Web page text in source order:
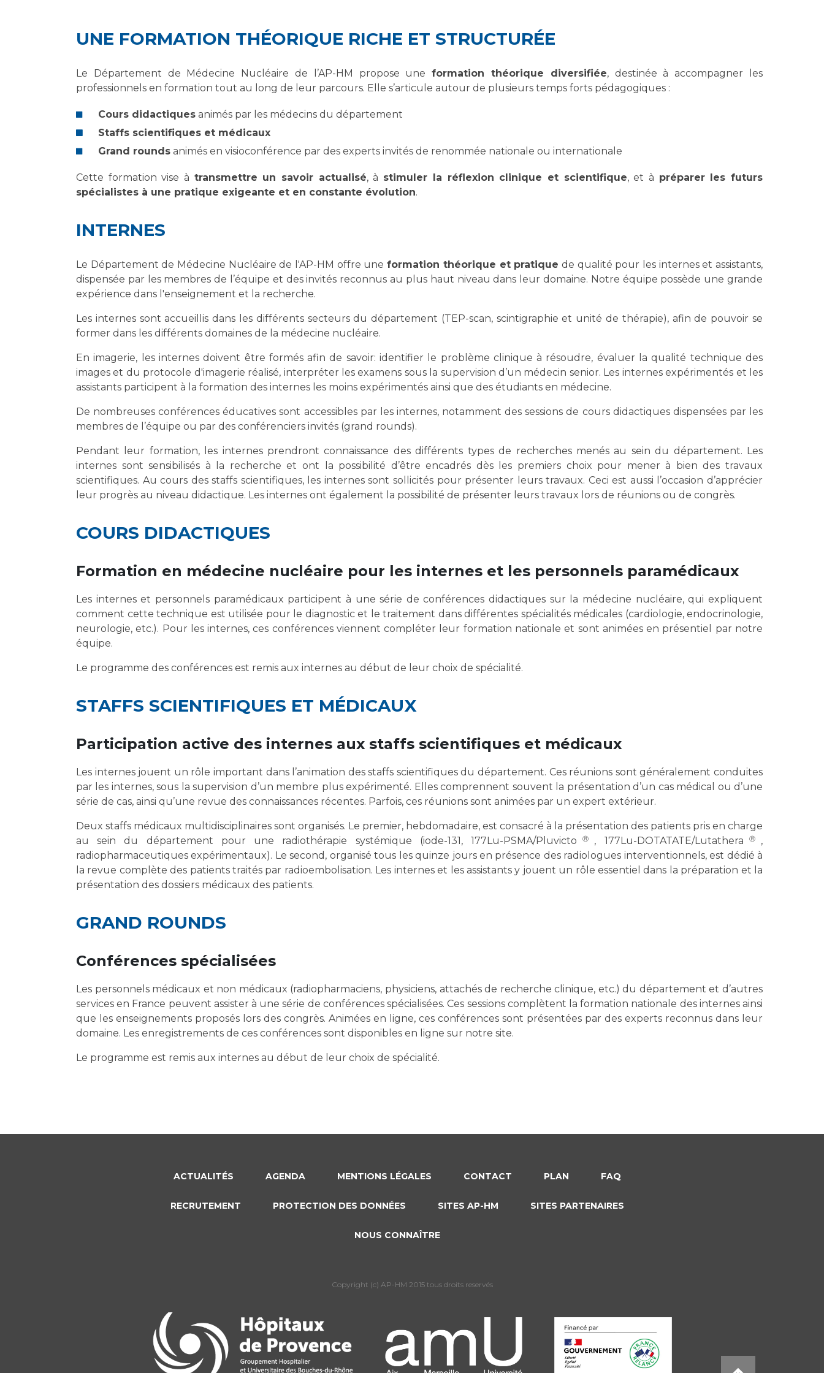
Livret d'accueil
Transports sanitaires
Vos droits, vos devoirs
Maternité Hôpital Nord
Maladies Rares
UNE FORMATION THÉORIQUE RICHE ET STRUCTURÉE
Le Département de Médecine Nucléaire de l’AP-HM propose uneformation théorique diversifiée, destinée à accompagner les
professionnels en formation tout au long de leur parcours. Elle s’articule autour de plusieurs temps forts pédagogiques :
Cours didactiques animés par les médecins du département
Staffs scientifiques et médicaux
Grand rounds animés en visioconférence par des experts invités de renommée nationale ou internationale
Cette formation vise à transmettre un savoir actualisé, à stimuler la réflexion clinique et scientifique, et à préparer les futurs
spécialistes à une pratique exigeante et en constante évolution.
INTERNES
Le Département de Médecine Nucléaire de l'AP-HM offre uneformation théorique et pratique de qualité pour les internes et assistants,
dispensée par les membres de l’équipe et des invités reconnus au plus haut niveau dans leur domaine. Notre équipe possède une grande
expérience dans l'enseignement et la recherche.
Les internes sont accueillis dans les différents secteurs du département (TEP-scan, scintigraphie et unité de thérapie), afin de pouvoir se
former dans les différents domaines de la médecine nucléaire.
En imagerie, les internes doivent être formés afin de savoir: identifier le problème clinique à résoudre, évaluer la qualité technique des
images et du protocole d'imagerie réalisé, interpréter les examens sous la supervision d’un médecin senior. Les internes expérimentés et les
assistants participent à la formation des internes les moins expérimentés ainsi que des étudiants en médecine.
De nombreuses conférences éducatives sont accessibles par les internes, notamment des sessions de cours didactiques dispensées par les
membres de l’équipe ou par des conférenciers invités (grand rounds).
Pendant leur formation, les internes prendront connaissance des différents types de recherches menés au sein du département. Les
internes sont sensibilisés à la recherche et ont la possibilité d’être encadrés dès les premiers choix pour mener à bien des travaux
scientifiques. Au cours des staffs scientifiques, les internes sont sollicités pour présenter leurs travaux. Ceci est aussi l’occasion d’apprécier
leur progrès au niveau didactique. Les internes ont également la possibilité de présenter leurs travaux lors de réunions ou de congrès.
COURS DIDACTIQUES
Formation en médecine nucléaire pour les internes et les personnels paramédicaux
Les internes et personnels paramédicaux participent à une série de conférences didactiques sur la médecine nucléaire, qui expliquent
comment cette technique est utilisée pour le diagnostic et le traitement dans différentes spécialités médicales (cardiologie, endocrinologie,
neurologie, etc.). Pour les internes, ces conférences viennent compléter leur formation nationale et sont animées en présentiel par notre
équipe.
Le programme des conférences est remis aux internes au début de leur choix de spécialité.
STAFFS SCIENTIFIQUES ET MÉDICAUX
Participation active des internes aux staffs scientifiques et médicaux
Les internes jouent un rôle important dans l’animation des staffs scientifiques du département. Ces réunions sont généralement conduites
par les internes, sous la supervision d’un membre plus expérimenté. Elles comprennent souvent la présentation d’un cas médical ou d’une
série de cas, ainsi qu’une revue des connaissances récentes. Parfois, ces réunions sont animées par un expert extérieur.
Deux staffs médicaux multidisciplinaires sont organisés. Le premier, hebdomadaire, est consacré à la présentation des patients pris en charge
au sein du département pour une radiothérapie systémique (iode-131, 177Lu-PSMA/Pluvicto Ⓡ , 177Lu-DOTATATE/Lutathera Ⓡ ,
radiopharmaceutiques expérimentaux). Le second, organisé tous les quinze jours en présence des radiologues interventionnels, est dédié à
la revue complète des patients traités par radioembolisation. Les internes et les assistants y jouent un rôle essentiel dans la préparation et la
présentation des dossiers médicaux des patients.
GRAND ROUNDS
Conférences spécialisées
Les personnels médicaux et non médicaux (radiopharmaciens, physiciens, attachés de recherche clinique, etc.) du département et d’autres
services en France peuvent assister à une série de conférences spécialisées. Ces sessions complètent la formation nationale des internes ainsi
que les enseignements proposés lors des congrès. Animées en ligne, ces conférences sont présentées par des experts reconnus dans leur
domaine. Les enregistrements de ces conférences sont disponibles en ligne sur notre site.
Le programme est remis aux internes au début de leur choix de spécialité.
ACTUALITÉS AGENDA MENTIONS LÉGALES CONTACT PLAN FAQ
RECRUTEMENT PROTECTION DES DONNÉES SITES AP-HM SITES PARTENAIRES
NOUS CONNAÎTRE
Copyright (c) AP-HM 2015 tous droits reservés